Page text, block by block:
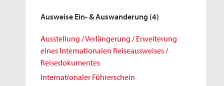
Ausweise Ein- & Auswanderung (4)
Ausstellung / Verlängerung / Erweiterung
eines Internationalen Reiseausweises /
Reisedokumentes
Internationaler Führerschein